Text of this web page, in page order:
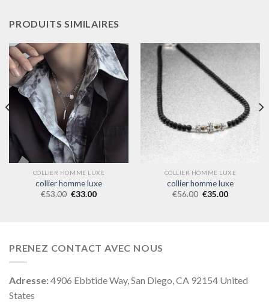
PRODUITS SIMILAIRES
COLLIER HOMME LUXE
collier homme luxe
€53.00 €33.00
COLLIER HOMME LUXE
collier homme luxe
€56.00 €35.00
PRENEZ CONTACT AVEC NOUS
Adresse:4906 Ebbtide Way, San Diego, CA 92154 United
States